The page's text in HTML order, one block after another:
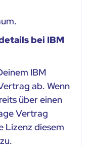
bei IBM
IBM
ab. Wenn
über einen
Vertrag
Lizenz diesem